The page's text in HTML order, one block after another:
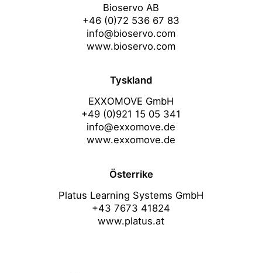
Bioservo AB
+46 (0)72 536 67 83
info@bioservo.com
www.bioservo.com
Tyskland
EXXOMOVE GmbH
+49 (0)921 15 05 341
info@exxomove.de
www.exxomove.de
Österrike
Platus Learning Systems GmbH
+43 7673 41824
www.platus.at